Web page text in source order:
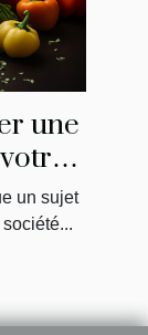
une
un sujet